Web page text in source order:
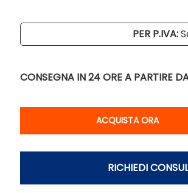
PER P.IVA:
CONSEGNA IN 24 OREA PARTIRE
ACQUISTA ORA
RICHIEDI